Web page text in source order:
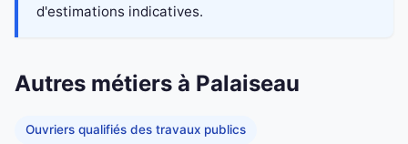
d'estimations indicatives.
Autres métiers à Palaiseau
Ouvriers qualifiés des travaux publics